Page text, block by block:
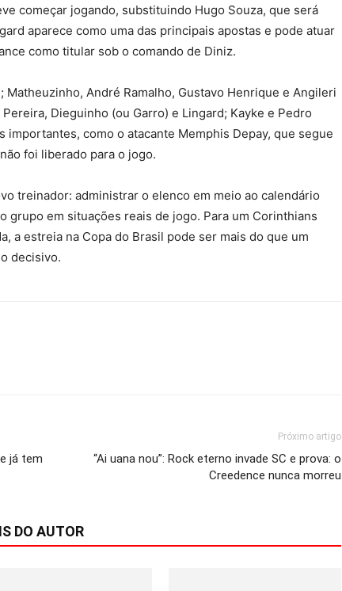
começar jogando, substituindo Hugo Souza, que será
aparece como uma das principais apostas e pode atuar
como titular sob o comando de Diniz.
Matheuzinho, André Ramalho, Gustavo Henrique e Angileri
Dieguinho (ou Garro) e Lingard; Kayke e Pedro
importantes, como o atacante Memphis Depay, que segue
foi liberado para o jogo.
treinador: administrar o elenco em meio ao calendário
grupo em situações reais de jogo. Para um Corinthians
a estreia na Copa do Brasil pode ser mais do que um
decisivo.
já tem
Próximo artigo
“Ai uana nou”: Rock eterno invade SC e prova: o
Creedence nunca morreu
DO AUTOR